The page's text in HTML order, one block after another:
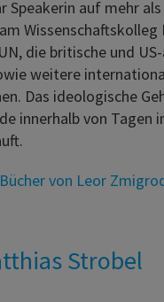
Speakerin auf mehr
Wissenschaftskolleg
die britische und
weitere
Das ideologische
innerhalb von Tagen
von Leor
Strobel